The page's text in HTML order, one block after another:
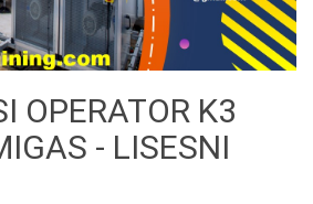
OPERATOR K3
- LISESNI